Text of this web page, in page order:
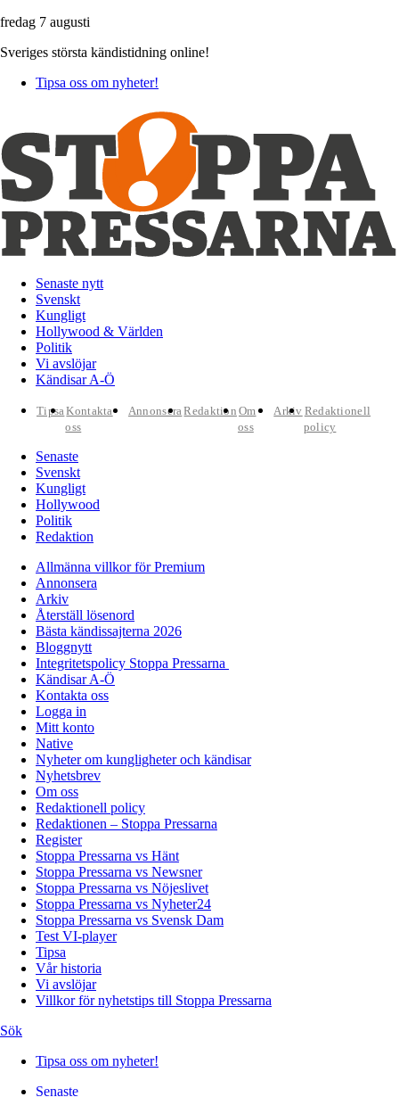
fredag 7 augusti
Sveriges största kändistidning online!
Tipsa oss om nyheter!
Senaste nytt
Svenskt
Kungligt
Hollywood & Världen
Politik
Vi avslöjar
Kändisar A-Ö
TipsaKontakta
oss
AnnonseraRedaktion Om
oss
Arkiv Redaktionell
policy
Senaste
Svenskt
Kungligt
Hollywood
Politik
Redaktion
Allmänna villkor för Premium
Annonsera
Arkiv
Återställ lösenord
Bästa kändissajterna 2026
Bloggnytt
Integritetspolicy Stoppa Pressarna
Kändisar A-Ö
Kontakta oss
Logga in
Mitt konto
Native
Nyheter om kungligheter och kändisar
Nyhetsbrev
Om oss
Redaktionell policy
Redaktionen – Stoppa Pressarna
Register
Stoppa Pressarna vs Hänt
Stoppa Pressarna vs Newsner
Stoppa Pressarna vs Nöjeslivet
Stoppa Pressarna vs Nyheter24
Stoppa Pressarna vs Svensk Dam
Test VI-player
Tipsa
Vår historia
Vi avslöjar
Villkor för nyhetstips till Stoppa Pressarna
Sök
Tipsa oss om nyheter!
Senaste